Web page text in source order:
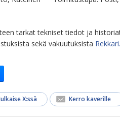
tarkat tekniset tiedot ja
sekä vakuutuksista
X:ssä Kerro kaverille